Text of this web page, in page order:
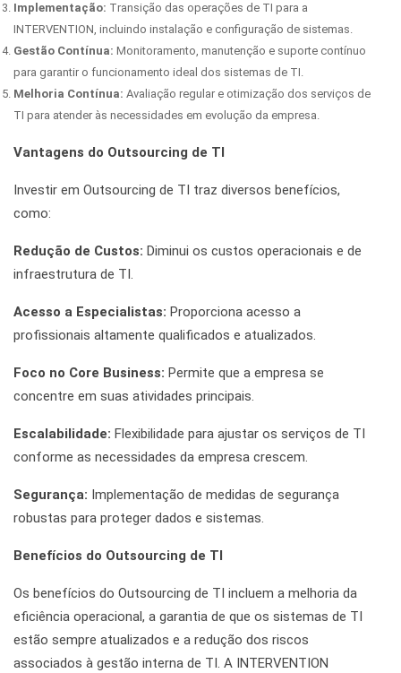
Implementação: Transição das operações de TI para a
INTERVENTION, incluindo instalação e configuração de sistemas.
Gestão Contínua: Monitoramento, manutenção e suporte contínuo
para garantir o funcionamento ideal dos sistemas de TI.
Melhoria Contínua: Avaliação regular e otimização dos serviços de
TI para atender às necessidades em evolução da empresa.
Vantagens do Outsourcing de TI
Investir em Outsourcing de TI traz diversos benefícios,
como:
Redução de Custos: Diminui os custos operacionais e de
infraestrutura de TI.
Acesso a Especialistas: Proporciona acesso a
profissionais altamente qualificados e atualizados.
Foco no Core Business: Permite que a empresa se
concentre em suas atividades principais.
Escalabilidade: Flexibilidade para ajustar os serviços de TI
conforme as necessidades da empresa crescem.
Segurança: Implementação de medidas de segurança
robustas para proteger dados e sistemas.
Benefícios do Outsourcing de TI
Os benefícios do Outsourcing de TI incluem a melhoria da
eficiência operacional, a garantia de que os sistemas de TI
estão sempre atualizados e a redução dos riscos
associados à gestão interna de TI. A INTERVENTION